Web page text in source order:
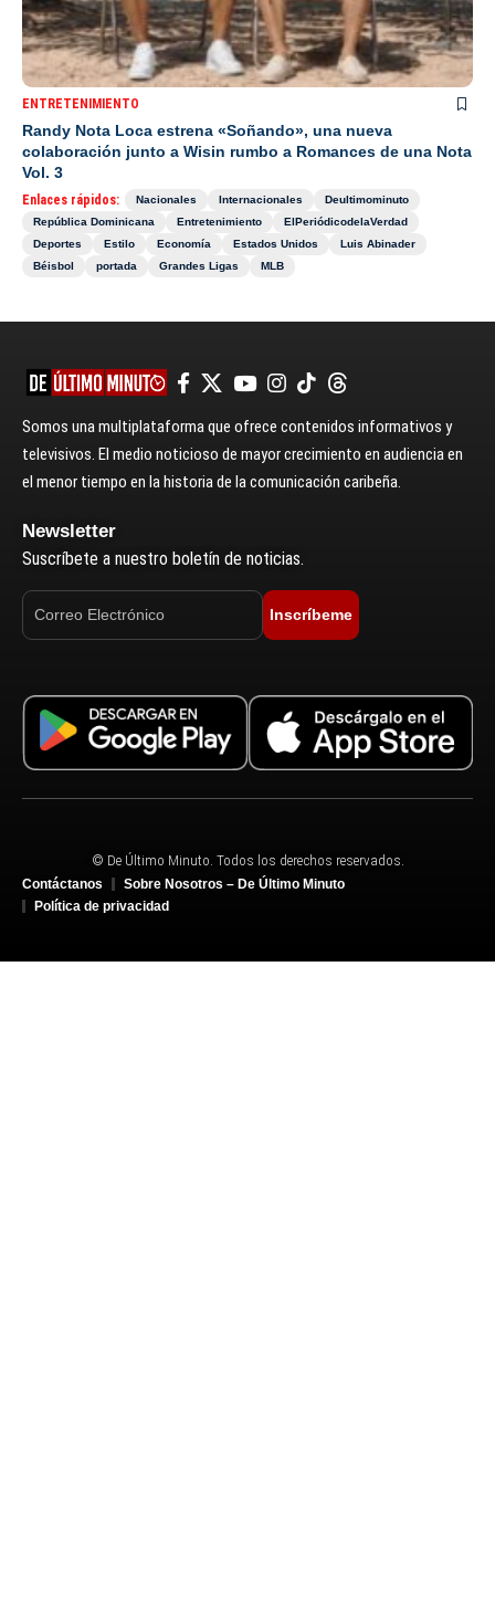
ENTRETENIMIENTO
Randy Nota Loca estrena «Soñando», una nueva
colaboración junto a Wisin rumbo a Romances de una Nota
Vol. 3
Enlaces rápidos: Nacionales Internacionales
Deultimominuto
República Dominicana
Entretenimiento
ElPeriódicodelaVerdad
Deportes
Estilo Economía Estados Unidos
Luis Abinader
Béisbol
portada Grandes Ligas MLB
Somos una multiplataforma que ofrece contenidos informativos y
televisivos. El medio noticioso de mayor crecimiento en audiencia en
el menor tiempo en la historia de la comunicación caribeña.
Newsletter
Suscríbete a nuestro boletín de noticias.
Inscríbeme
© De Último Minuto. Todos los derechos reservados.
Contáctanos
Sobre Nosotros – De Último Minuto
Política de privacidad